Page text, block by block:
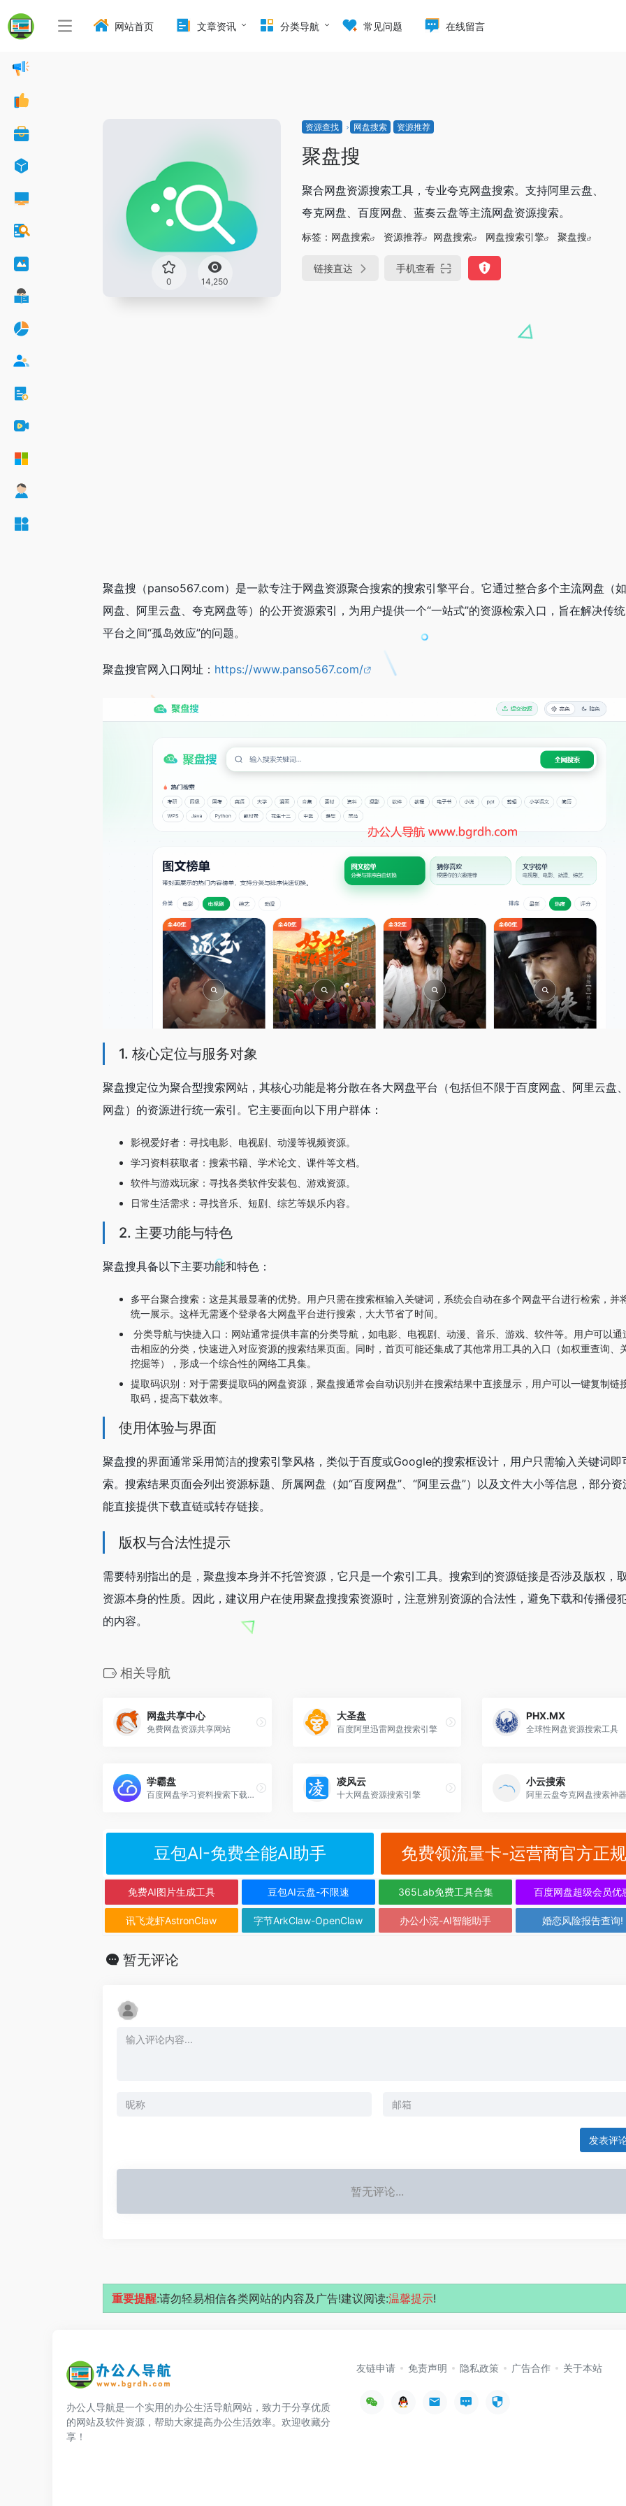
网站首页 文章资讯 分类导航 常见问题 在线留言
0 14,250
资源查找 网盘搜索 资源推荐
聚盘搜
聚合网盘资源搜索工具，专业夸克网盘搜索。支持阿里云盘、
夸克网盘、百度网盘、蓝奏云盘等主流网盘资源搜索。
标签： 网盘搜索 资源推荐 网盘搜索 网盘搜索引擎 聚盘搜
链接直达 手机查看
聚盘搜（panso567.com）是一款专注于网盘资源聚合搜索的搜索引擎平台。它通过整合多个主流网盘（
网盘、阿里云盘、夸克网盘等）的公开资源索引，为用户提供一个“一站式”的资源检索入口，旨在解决传
平台之间“孤岛效应”的问题。
聚盘搜官网入口网址： https://www.panso567.com/
1. 核心定位与服务对象
聚盘搜定位为聚合型搜索网站，其核心功能是将分散在各大网盘平台（包括但不限于百度网盘、阿里云盘
网盘）的资源进行统一索引。它主要面向以下用户群体：
影视爱好者：寻找电影、电视剧、动漫等视频资源。
学习资料获取者：搜索书籍、学术论文、课件等文档。
软件与游戏玩家：寻找各类软件安装包、游戏资源。
日常生活需求：寻找音乐、短剧、综艺等娱乐内容。
2. 主要功能与特色
聚盘搜具备以下主要功能和特色：
多平台聚合搜索：这是其最显著的优势。用户只需在搜索框输入关键词，系统会自动在多个网盘平台进行检索，并
统一展示。这样无需逐个登录各大网盘平台进行搜索，大大节省了时间。
分类导航与快捷入口：网站通常提供丰富的分类导航，如电影、电视剧、动漫、音乐、游戏、软件等。用户可以通
击相应的分类，快速进入对应资源的搜索结果页面。同时，首页可能还集成了其他常用工具的入口（如权重查询、
挖掘等），形成一个综合性的网络工具集。
提取码识别：对于需要提取码的网盘资源，聚盘搜通常会自动识别并在搜索结果中直接显示，用户可以一键复制链
取码，提高下载效率。
使用体验与界面
聚盘搜的界面通常采用简洁的搜索引擎风格，类似于百度或Google的搜索框设计，用户只需输入关键词即
索。搜索结果页面会列出资源标题、所属网盘（如“百度网盘”、“阿里云盘”）以及文件大小等信息，部分资
能直接提供下载直链或转存链接。
版权与合法性提示
需要特别指出的是，聚盘搜本身并不托管资源，它只是一个索引工具。搜索到的资源链接是否涉及版权，
资源本身的性质。因此，建议用户在使用聚盘搜搜索资源时，注意辨别资源的合法性，避免下载和传播侵
的内容。
相关导航
网盘共享中心
免费网盘资源共享网站
大圣盘
百度阿里迅雷网盘搜索引擎
PHX.MX
全球性网盘资源搜索工具
学霸盘
百度网盘学习资料搜索下载神器
凌风云
十大网盘资源搜索引擎
小云搜索
豆包AI-免费全能AI助手 免费领流量卡-运营商官方正
免费AI图片生成工具 豆包AI云盘-不限速 365Lab免费工具合集 百度网盘超级会员优
讯飞龙虾AstronClaw 字节ArkClaw-OpenClaw 办公小浣-AI智能助手 婚恋风险报告查询!
暂无评论
发表评
暂无评论...
重要提醒:请勿轻易相信各类网站的内容及广告!建议阅读:温馨提示!
办公人导航是一个实用的办公生活导航网站，致力于分享优质
的网站及软件资源，帮助大家提高办公生活效率。欢迎收藏分
享！
友链申请 免责声明 隐私政策 广告合作 关于本站